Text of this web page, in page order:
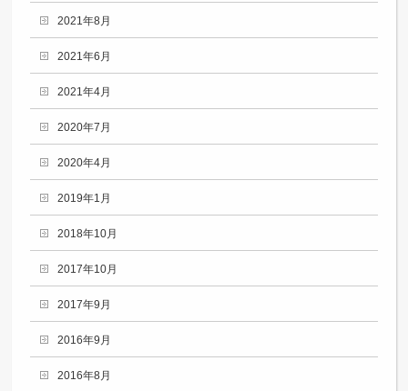
2021年8月
2021年6月
2021年4月
2020年7月
2020年4月
2019年1月
2018年10月
2017年10月
2017年9月
2016年9月
2016年8月